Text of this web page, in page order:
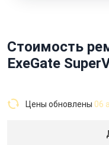
Стоимость
ExeGate
Цены обновлены 06